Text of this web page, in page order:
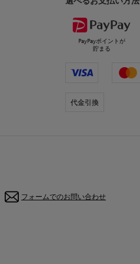
選べるお支払い方法
PayPayポイントが
貯まる
代金引換
フォームでのお問い合わせ